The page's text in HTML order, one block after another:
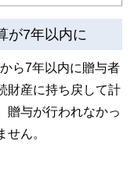
、保険、ローンなどの話
。
くことで、内容のわかり
のあるコンテンツと確か
が7年以内に
ら7年以内に贈与者
財産に持ち戻して計
贈与が行われなかっ
ん。